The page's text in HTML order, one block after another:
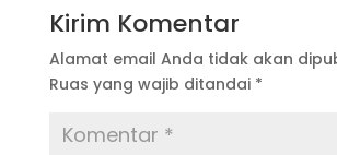
Kirim Komentar
Alamat email Anda tidak akan
Ruas yang wajib ditandai *